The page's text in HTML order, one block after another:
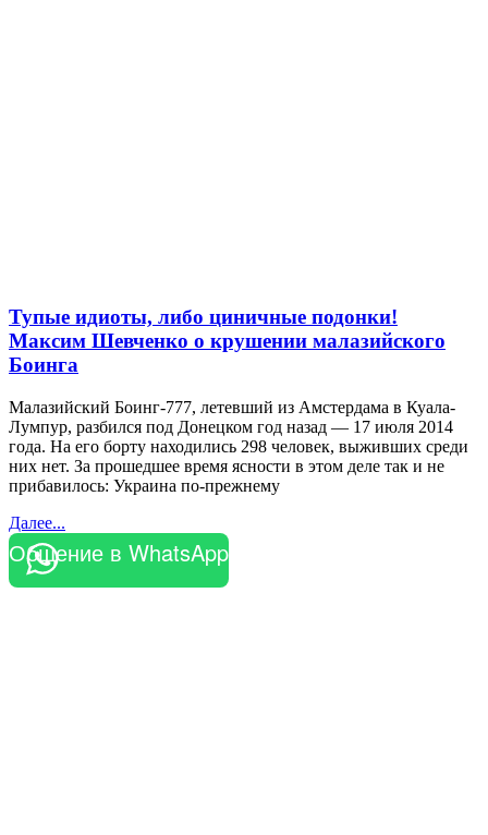
Тупые идиоты, либо циничные подонки!
Максим Шевченко о крушении малазийского
Боинга
Малазийский Боинг-777, летевший из Амстердама в Куала-
Лумпур, разбился под Донецком год назад — 17 июля 2014
года. На его борту находились 298 человек, выживших среди
них нет. За прошедшее время ясности в этом деле так и не
прибавилось: Украина по-прежнему
Далее...
Общение в WhatsApp